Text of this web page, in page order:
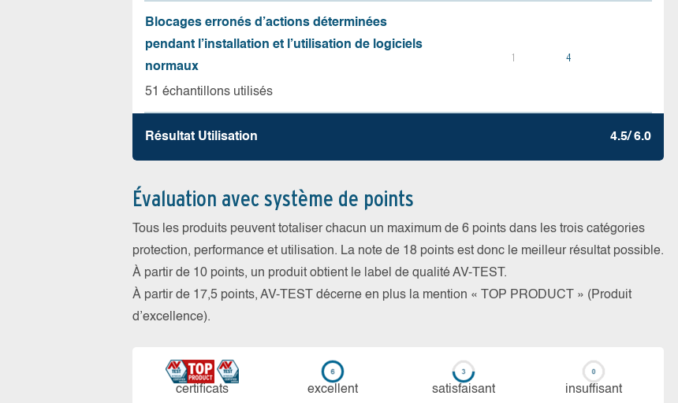
Blocages erronés d’actions déterminées
pendant l’installation et l’utilisation de logiciels
normaux
51 échantillons utilisés
1 4
Résultat Utilisation 4.5/ 6.0
Évaluation avec système de points
Tous les produits peuvent totaliser chacun un maximum de 6 points dans les trois catégories
protection, performance et utilisation. La note de 18 points est donc le meilleur résultat possible.
À partir de 10 points, un produit obtient le label de qualité AV-TEST.
À partir de 17,5 points, AV-TEST décerne en plus la mention « TOP PRODUCT » (Produit
d’excellence).
certi­ficats ex­cellent sa­tis­fai­sant in­suf­fi­sant